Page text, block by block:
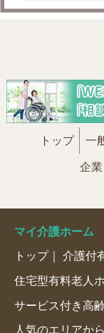
トップ 一
企
マイ介護ホーム
トップ 介護付
住宅型有料老人
サービス付き高
人気のエリアか